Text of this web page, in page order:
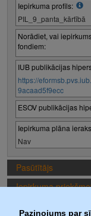
Paziņojums par
Iepirkuma profils:
PIL_9_panta_kārtībā
Norādiet, vai
fondiem:
IUB publikācijas
https://
9acaad5f9ecc
ESOV publikācijas
Iepirkuma plāna
Nav
Pasūtītājs
Iepirkuma